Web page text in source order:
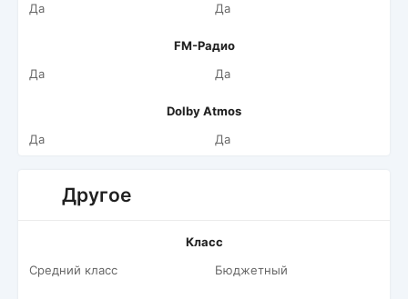
Да
Да
FM-Радио
Да
Да
Dolby Atmos
Да
Да
Другое
Класс
Средний класс
Бюджетный